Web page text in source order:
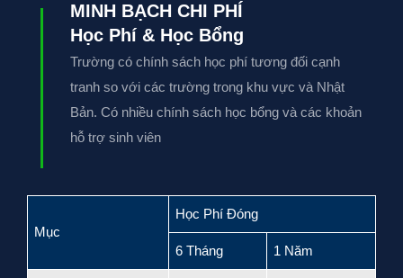
MINH BẠCH CHI PHÍ
Học Phí & Học Bổng
Trường có chính sách học phí tương đối cạnh
tranh so với các trường trong khu vực và Nhật
Bản. Có nhiều chính sách học bổng và các khoản
hỗ trợ sinh viên
Mục
Học Phí Đóng
6 Tháng 1 Năm